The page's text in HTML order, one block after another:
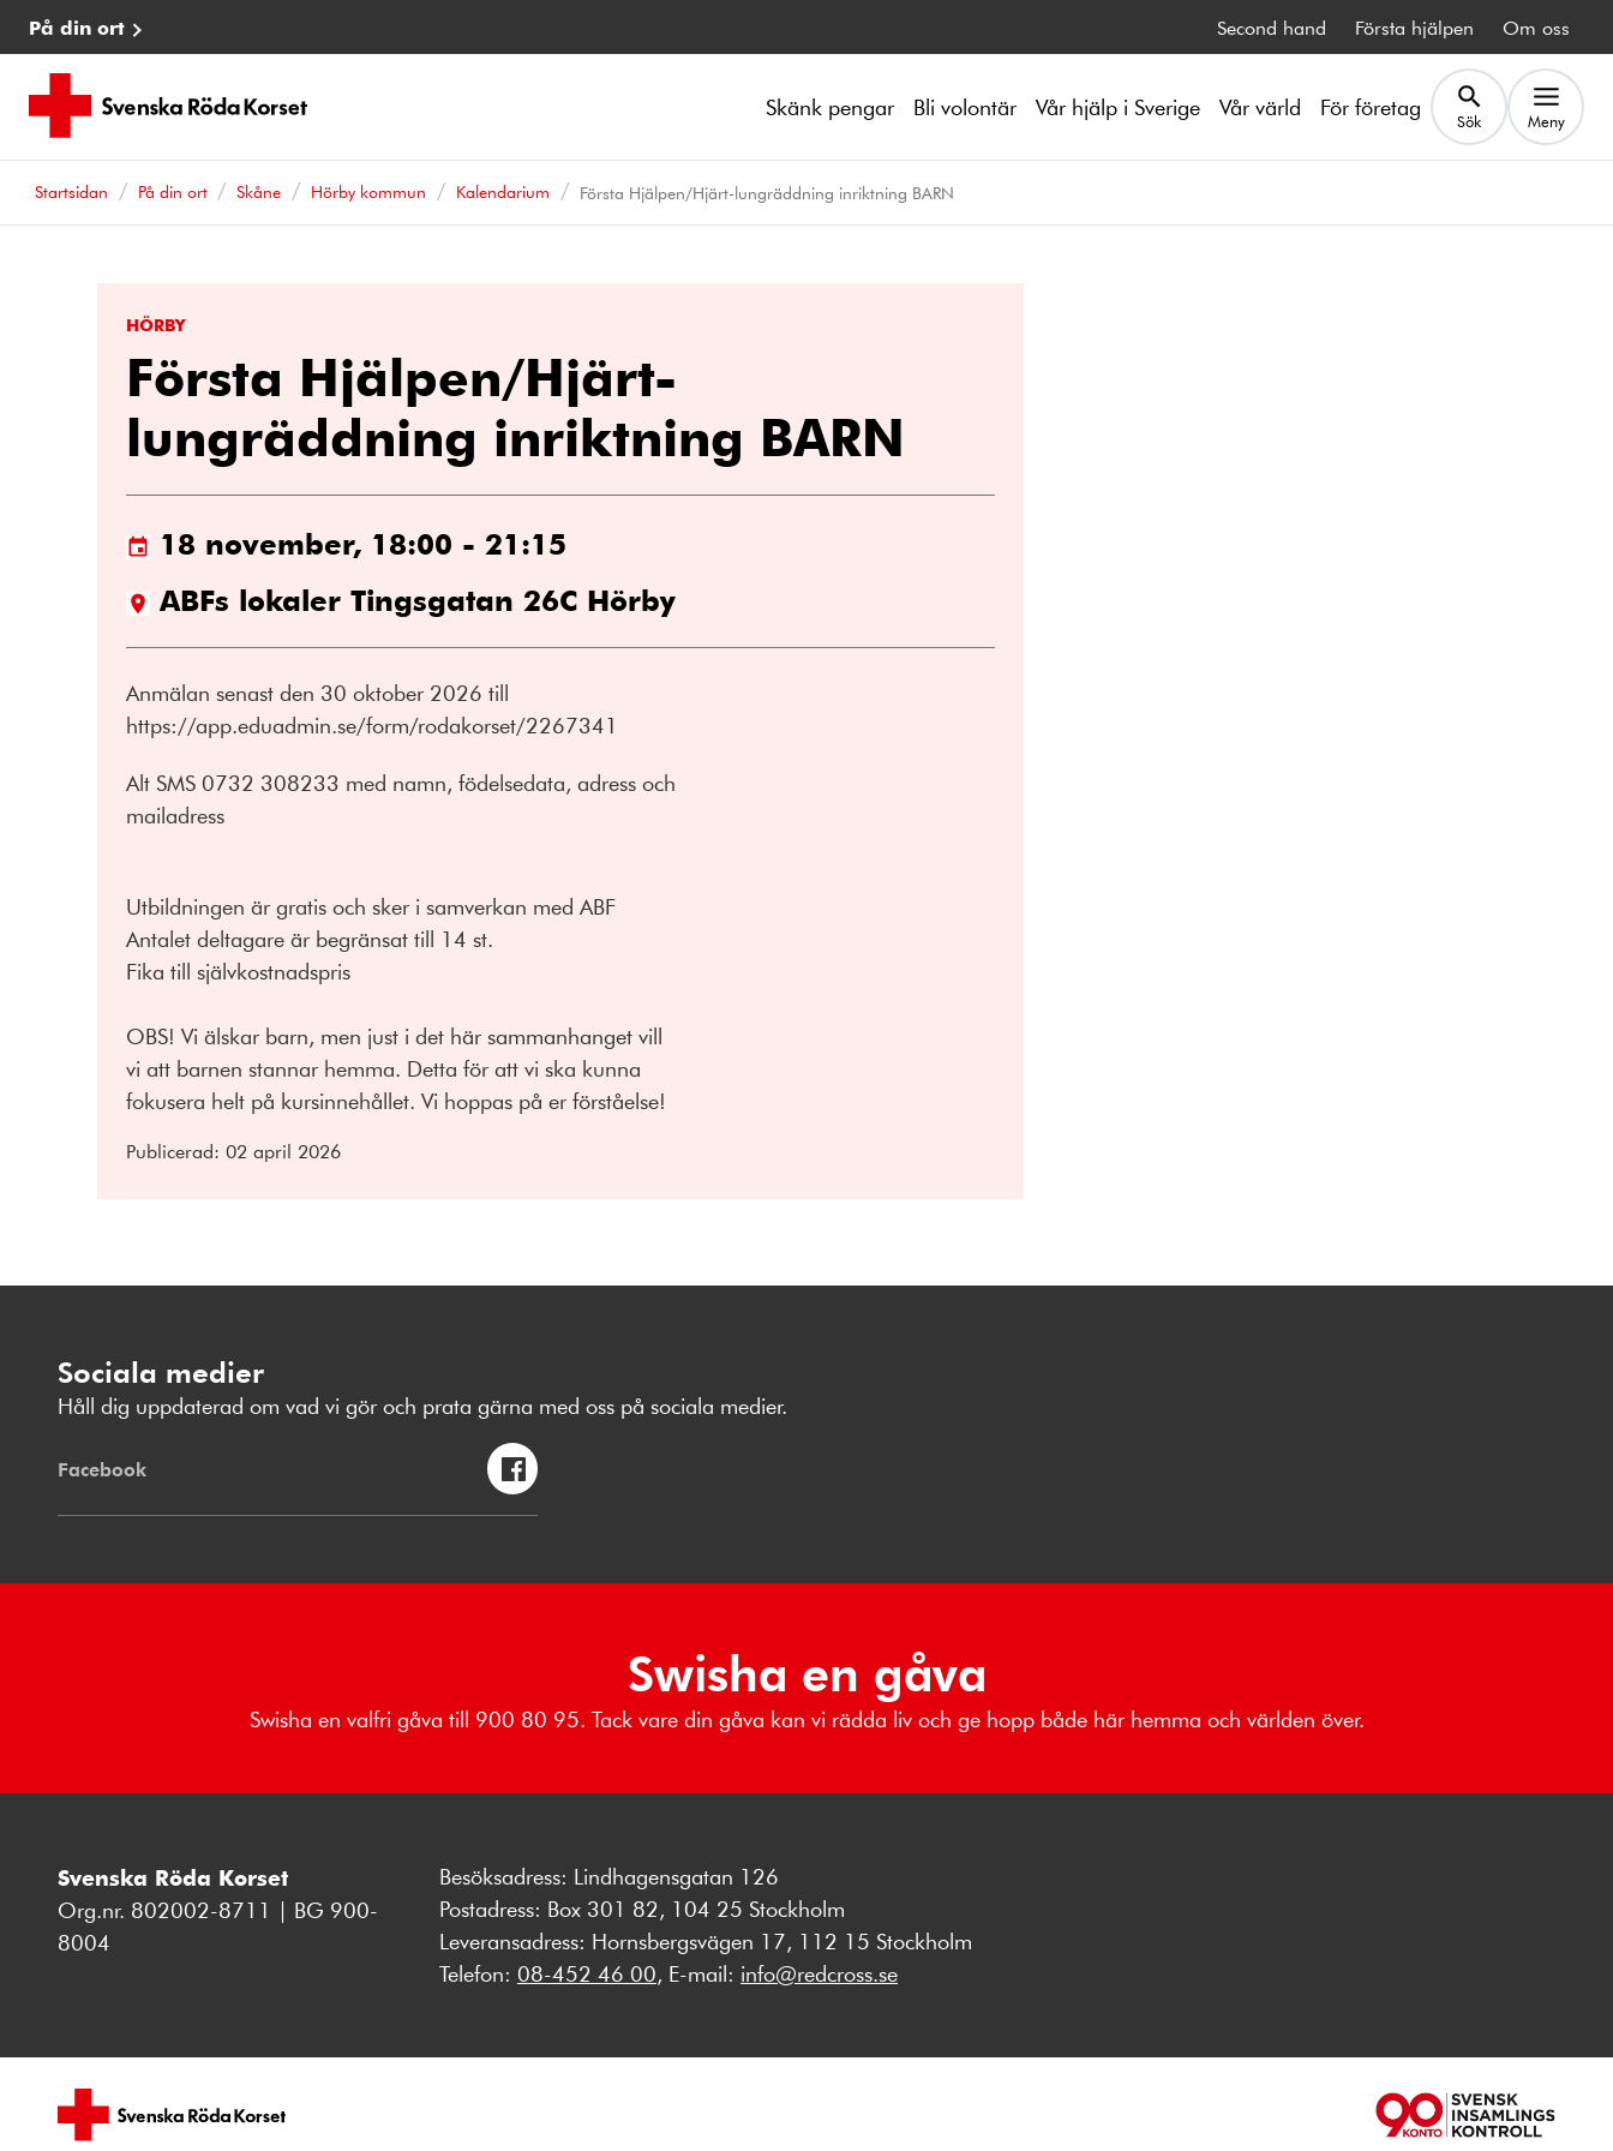
På din ort Second hand Första hjälpen Om oss
Skänk pengar Bli volontär Vår hjälp i Sverige Vår värld För företag Sök Meny
Startsidan På din ort Skåne Hörby kommun Kalendarium Första Hjälpen/Hjärt-lungräddning inriktning BARN
HÖRBY
Första Hjälpen/Hjärt-
lungräddning inriktning BARN
18 november, 18:00 - 21:15
ABFs lokaler Tingsgatan 26C Hörby
Anmälan senast den 30 oktober 2026 till
https://app.eduadmin.se/form/rodakorset/2267341
Alt SMS 0732 308233 med namn, födelsedata, adress och
mailadress
Utbildningen är gratis och sker i samverkan med ABF
Antalet deltagare är begränsat till 14 st.
Fika till självkostnadspris
OBS! Vi älskar barn, men just i det här sammanhanget vill
vi att barnen stannar hemma. Detta för att vi ska kunna
fokusera helt på kursinnehållet. Vi hoppas på er förståelse!
Publicerad: 02 april 2026
Sociala medier
Håll dig uppdaterad om vad vi gör och prata gärna med oss på sociala medier.
Facebook
Swisha en gåva
Swisha en valfri gåva till 900 80 95. Tack vare din gåva kan vi rädda liv och ge hopp både här hemma och världen över.
Svenska Röda Korset
Org.nr. 802002-8711 | BG 900-
8004
Besöksadress: Lindhagensgatan 126
Postadress: Box 301 82, 104 25 Stockholm
Leveransadress: Hornsbergsvägen 17, 112 15 Stockholm
Telefon: 08-452 46 00, E-mail: info@redcross.se